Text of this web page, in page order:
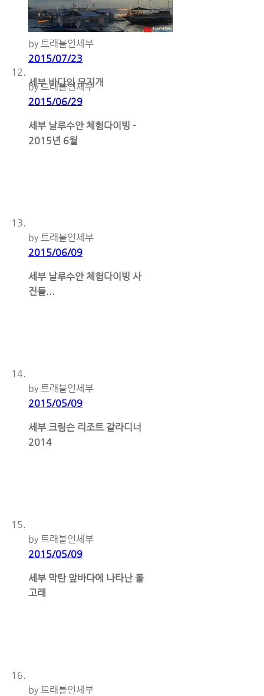
by 트래블인세부
2015/07/23
세부 바다의 무지개
by 트래블인세부
2015/06/29
세부 날루수안 체험다이빙 -
2015년 6월
by 트래블인세부
2015/06/09
세부 날루수안 체험다이빙 사
진들...
by 트래블인세부
2015/05/09
세부 크림슨 리조트 갈라디너
2014
by 트래블인세부
2015/05/09
세부 막탄 앞바다에 나타난 돌
고래
by 트래블인세부